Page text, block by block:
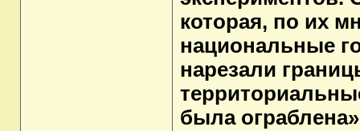
которая, по их
национальные
нарезали
была